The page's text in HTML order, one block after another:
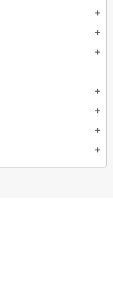
add
add
add
add
add
add
add